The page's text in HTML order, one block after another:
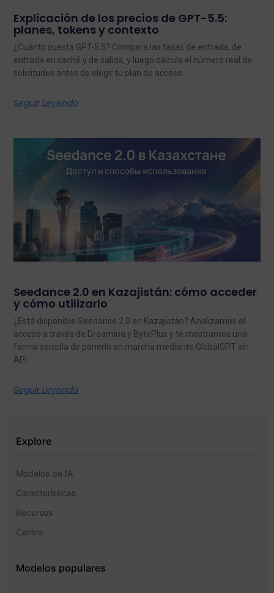
Explicación de los precios de GPT-5.5:
planes, tokens y contexto
¿Cuánto cuesta GPT-5.5? Compara las tasas de entrada, de
entrada en caché y de salida, y luego calcula el número real de
solicitudes antes de elegir tu plan de acceso.
Seguir Leyendo
Seedance 2.0 en Kazajistán: cómo acceder
y cómo utilizarlo
¿Está disponible Seedance 2.0 en Kazajistán? Analizamos el
acceso a través de Dreamina y BytePlus y te mostramos una
forma sencilla de ponerlo en marcha mediante GlobalGPT sin
API.
Seguir Leyendo
Explore
Modelos de IA
Características
Recursos
Centro
Modelos populares